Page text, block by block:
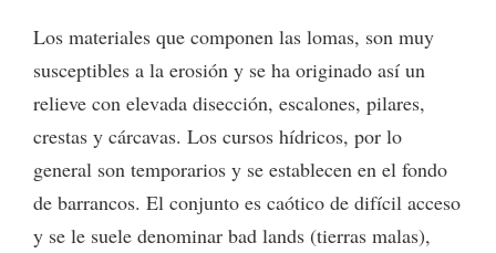
Los materiales que componen las lomas, son muy
susceptibles a la erosión y se ha originado así un
relieve con elevada disección, escalones, pilares,
crestas y cárcavas. Los cursos hídricos, por lo
general son temporarios y se establecen en el fondo
de barrancos. El conjunto es caótico de difícil acceso
y se le suele denominar bad lands (tierras malas),